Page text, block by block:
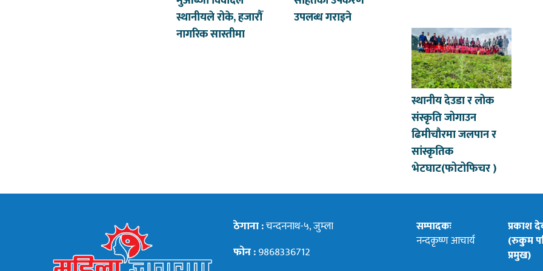
स्थानीयले रोके, हजारौँ
नागरिक सास्तीमा
उपलब्ध गराइने
स्थानीय देउडा र लोक
संस्कृति जोगाउन
ढिमीचौरमा जलपान र
सांस्कृतिक
भेटघाट(फोटोफिचर )
ठेगाना :चन्दननाथ-५, जुम्ला
फोन :9868336712
सम्पादकः
नन्दकृष्ण आचार्य
प्रकाश
(रुकुम
प्रमुख)